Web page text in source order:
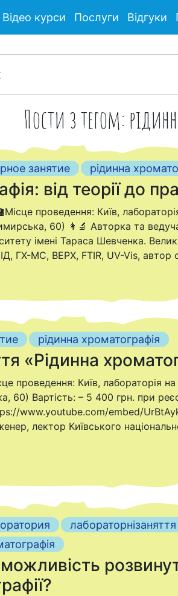
Відео курси Послуги Відгуки
Пости з тегом:
занятие рідинна
від теорії до
проведення: Київ,
60) 👩‍🔬 Авторка та
імені Тараса Шевченка.
ГХ-МС, ВЕРХ, FTIR, UV-Vis, автор
рідинна хроматографія
«Рідинна
проведення: Київ, лабораторія на
60) Вартість: – 5 400 грн. при
www.youtube.com/embed/
лектор Київського
лабораторнізаняття